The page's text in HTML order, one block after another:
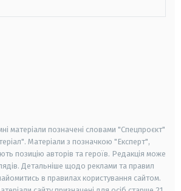
матеріали позначені словами "Спецпроєкт"
Матеріали з позначкою "Експерт",
позицію авторів та героїв. Редакція може
Детальніше щодо реклами та правил
в правилах користування сайтом.